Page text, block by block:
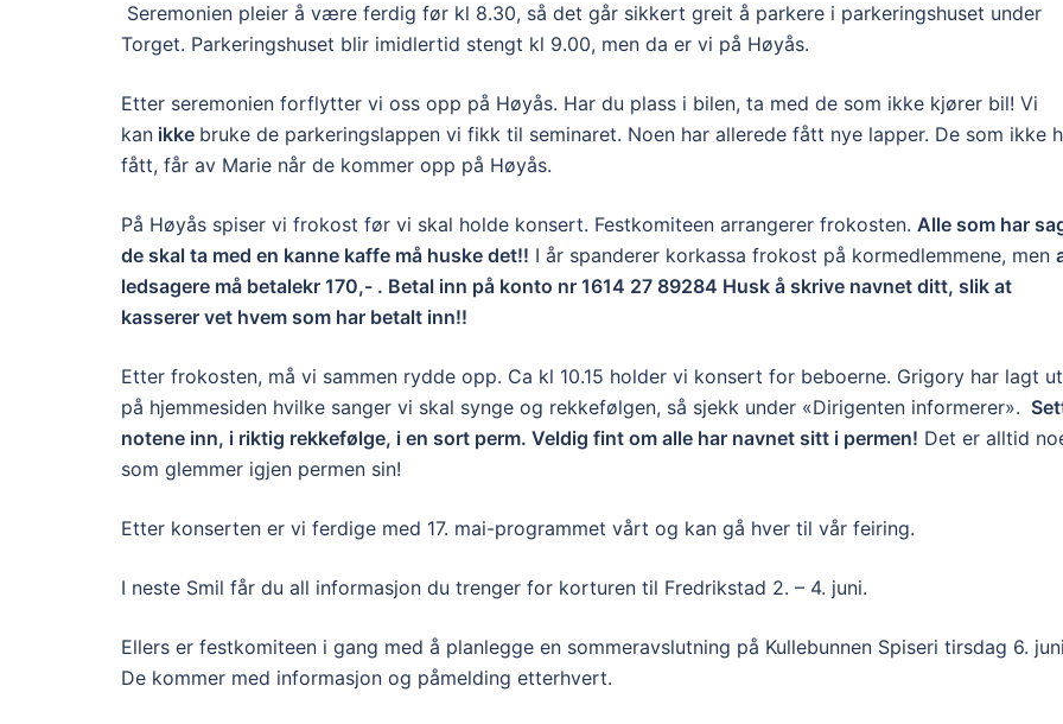
Seremonien pleier å være ferdig før kl 8.30, så det går sikkert greit å parkere i parkeringshuset under
Torget. Parkeringshuset blir imidlertid stengt kl 9.00, men da er vi på Høyås.
Etter seremonien forflytter vi oss opp på Høyås. Har du plass i bilen, ta med de som ikke kjører bil! Vi
kan ikke bruke de parkeringslappen vi fikk til seminaret. Noen har allerede fått nye lapper. De som ikke
fått, får av Marie når de kommer opp på Høyås.
På Høyås spiser vi frokost før vi skal holde konsert. Festkomiteen arrangerer frokosten. Alle som har
de skal ta med en kanne kaffe må huske det!! I år spanderer korkassa frokost på kormedlemmene, men
ledsagere må betalekr 170,- . Betal inn på konto nr 1614 27 89284 Husk å skrive navnet ditt, slik at
kasserer vet hvem som har betalt inn!!
Etter frokosten, må vi sammen rydde opp. Ca kl 10.15 holder vi konsert for beboerne. Grigory har lagt ut
på hjemmesiden hvilke sanger vi skal synge og rekkefølgen, så sjekk under «Dirigenten informerer».
notene inn, i riktig rekkefølge, i en sort perm. Veldig fint om alle har navnet sitt i permen! Det er alltid
som glemmer igjen permen sin!
Etter konserten er vi ferdige med 17. mai-programmet vårt og kan gå hver til vår feiring.
I neste Smil får du all informasjon du trenger for korturen til Fredrikstad 2. – 4. juni.
Ellers er festkomiteen i gang med å planlegge en sommeravslutning på Kullebunnen Spiseri tirsdag 6.
De kommer med informasjon og påmelding etterhvert.